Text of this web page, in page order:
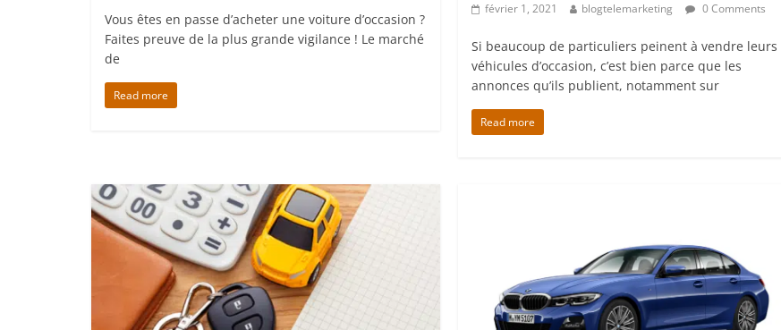
Vous êtes en passe d’acheter une voiture d’occasion ?
Faites preuve de la plus grande vigilance ! Le marché
de
Read more
février 1, 2021 blogtelemarketing 0 Comments
Si beaucoup de particuliers peinent à vendre leurs
véhicules d’occasion, c’est bien parce que les
annonces qu’ils publient, notamment sur
Read more